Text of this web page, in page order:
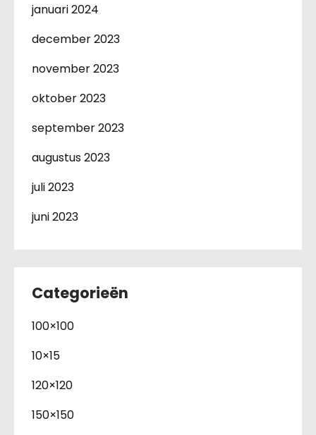
januari 2024
december 2023
november 2023
oktober 2023
september 2023
augustus 2023
juli 2023
juni 2023
Categorieën
100×100
10×15
120×120
150×150